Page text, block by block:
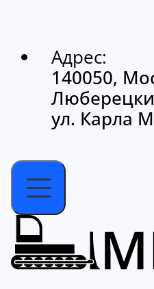
Адрес:
140050,
ул. Карла